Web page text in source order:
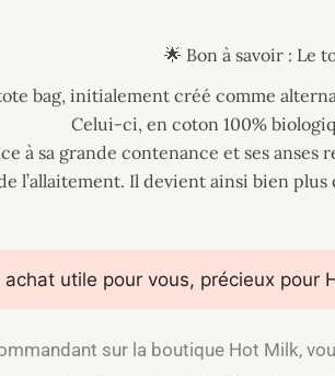
🌟 Bon à savoir : Le
bag, initialement créé comme
Celui-ci, en coton 100%
à sa grande contenance et ses
l’allaitement. Il devient ainsi bien
achat utile pour vous, précieux pour
sur la boutique Hot Milk,